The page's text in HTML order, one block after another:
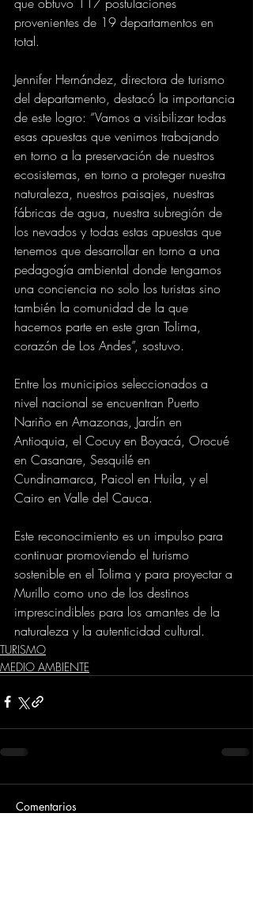
provenientes de 19 departamentos en
total.
Jennifer Hernández, directora de turismo
del departamento, destacó la importancia
de este logro: “Vamos a visibilizar todas
esas apuestas que venimos trabajando
en torno a la preservación de nuestros
ecosistemas, en torno a proteger nuestra
naturaleza, nuestros paisajes, nuestras
fábricas de agua, nuestra subregión de
los nevados y todas estas apuestas que
tenemos que desarrollar en torno a una
pedagogía ambiental donde tengamos
una conciencia no solo los turistas sino
también la comunidad de la que
hacemos parte en este gran Tolima,
corazón de Los Andes”, sostuvo.
Entre los municipios seleccionados a
nivel nacional se encuentran Puerto
Nariño en Amazonas, Jardín en
Antioquia, el Cocuy en Boyacá, Orocué
en Casanare, Sesquilé en
Cundinamarca, Paicol en Huila, y el
Cairo en Valle del Cauca.
Este reconocimiento es un impulso para
continuar promoviendo el turismo
sostenible en el Tolima y para proyectar a
Murillo como uno de los destinos
imprescindibles para los amantes de la
naturaleza y la autenticidad cultural.
TURISMO
MEDIO AMBIENTE
Comentarios